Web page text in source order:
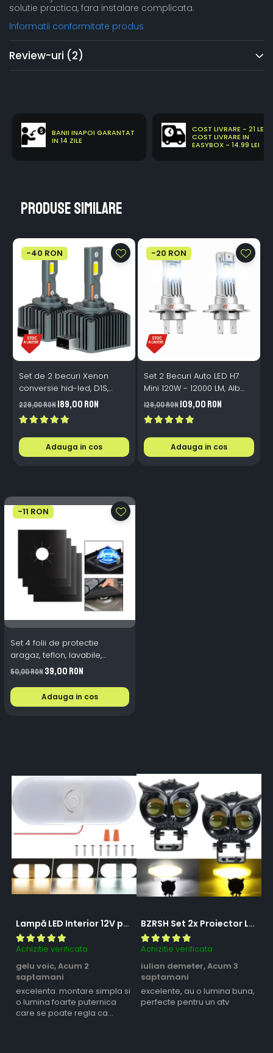
solutie practica, fara instalare complicata.
Informatii conformitate produs
Review-uri (2)
BANII INAPOI GARANTAT
IN 14 ZILE
COST LIVRARE - 21 LEI
COST LIVRARE IN
EASYBOX - 14.99 LEI
Produse similare
-40 RON
Set de 2 becuri Xenon
conversie hid-led, D1S,
120W, 12.000lm, Canbus,
Miez Cupru, Radiator
Aluminiu, Premium, Alb
Rece
229,00 RON189,00 RON
Adauga in cos
-20 RON
Set 2 Becuri Auto LED H7
Mini 120W - 12000 LM, Alb
Rece 6500K, Canbus
Integrat + Ventilator Răcire,
Plug & Play, 12-18V
129,00 RON109,00 RON
Adauga in cos
-11 RON
Set 4 folii de protectie
aragaz, teflon, lavabile,
reutilizabile, Negru/Gri
50,00 RON39,00 RON
Adauga in cos
Lampă LED Interior 12V pentru Dubă, Camper și Rulotă - 180LED, 33 cm, 3 Temperaturii de Culoare, Intensitate Reglabilă, Iluminare Compartiment Marfă
Achizitie verificata
gelu voic,Acum 2
saptamani
excelenta. montare simpla si
o lumina foarte puternica
care se poate regla ca
BZRSH Set 2x Proiector LED Bufnita 50W Lupa 2 Faze Alb-Galben 12-24V Moto ATV
Achizitie verificata
iulian demeter,Acum 3
saptamani
excelente, au o lumina buna,
perfecte pentru un atv